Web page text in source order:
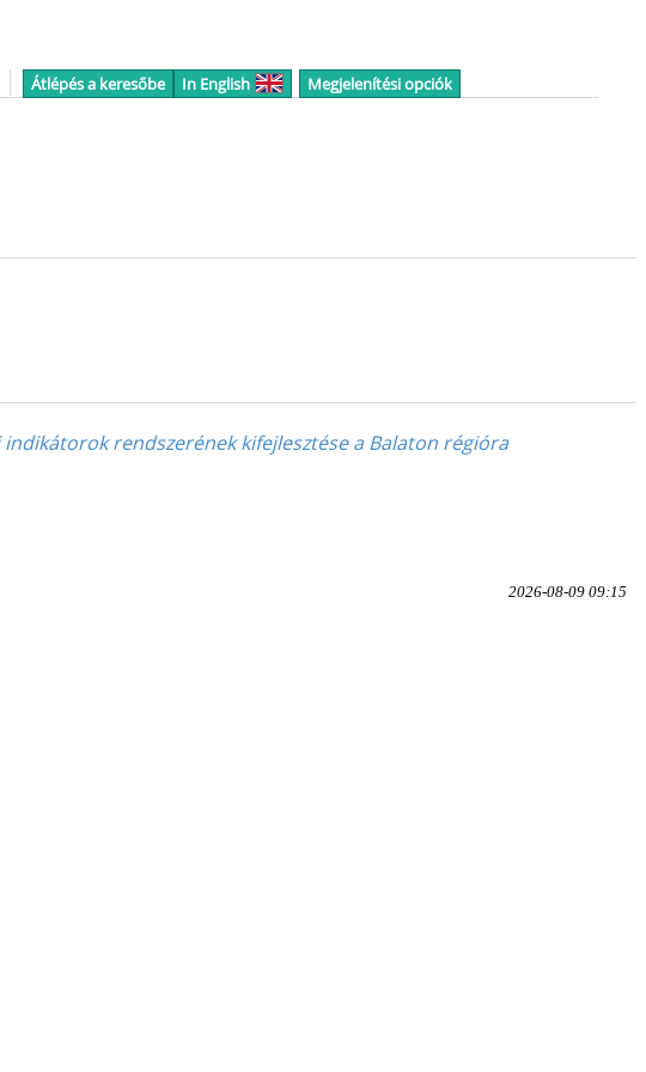
Átlépés a keresőbe In English Megjelenítési opciók
rendszerének kifejlesztése a Balaton régióra
2026-08-09 09:15